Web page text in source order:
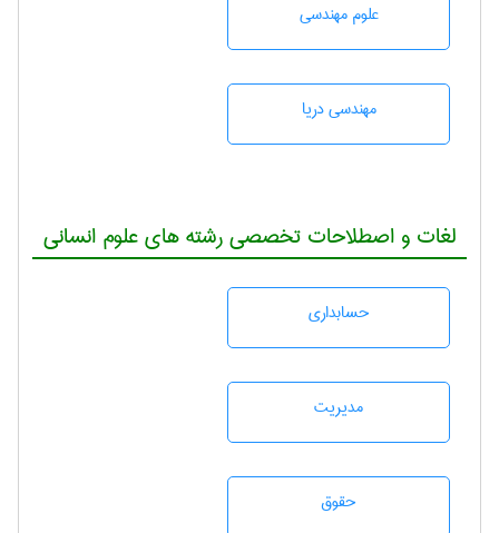
علوم مهندسی
مهندسی دریا
لغات و اصطلاحات تخصصی رشته های علوم انسانی
حسابداری
مديريت
حقوق